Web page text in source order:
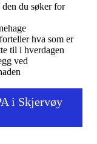
du søker for
hva som er
til i hverdagen
ved
i Skjervøy